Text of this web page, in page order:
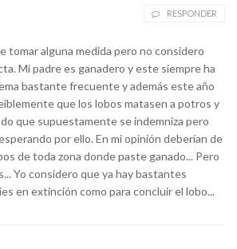
RESPONDER
tomar alguna medida pero no considero
Mi padre es ganadero y este siempre ha
bastante frecuente y además este año
que los lobos matasen a potros y
que supuestamente se indemniza pero
por ello. En mi opinión deberían de
de toda zona donde paste ganado... Pero
Yo considero que ya hay bastantes
en extinción como para concluir el lobo...